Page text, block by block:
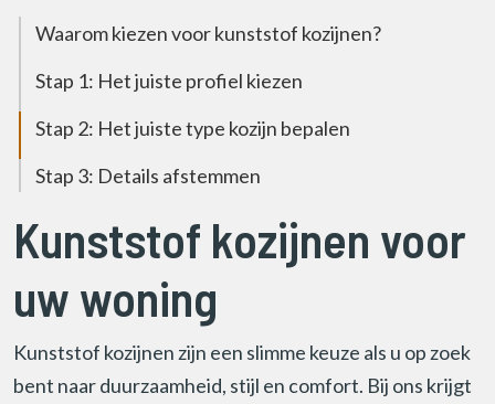
Waarom kiezen voor kunststof kozijnen?
Stap 1: Het juiste profiel kiezen
Stap 2: Het juiste type kozijn bepalen
Stap 3: Details afstemmen
Kunststof kozijnen voor
uw woning
Kunststof kozijnen zijn een slimme keuze als u op zoek
bent naar duurzaamheid, stijl en comfort. Bij ons krijgt